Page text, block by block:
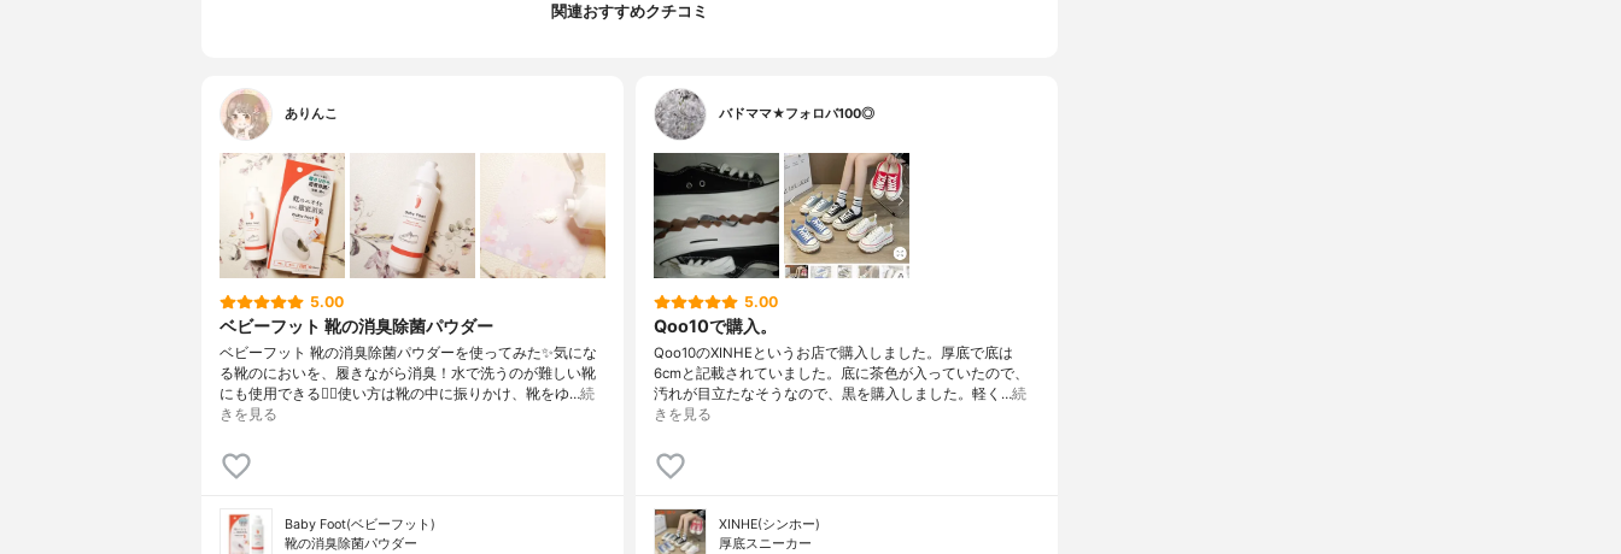
関連おすすめクチコミ
ありんこ
5.00
ベビーフット 靴の消臭除菌パウダー
ベビーフット 靴の消臭除菌パウダーを使ってみた✨気にな
る靴のにおいを、履きながら消臭！水で洗うのが難しい靴
にも使用できる🙆‍♀️使い方は靴の中に振りかけ、靴をゆ…続
きを見る
Baby Foot(ベビーフット)
靴の消臭除菌パウダー
バドママ★フォロバ100◎
5.00
Qoo10で購入。
Qoo10のXINHEというお店で購入しました。厚底で底は
6cmと記載されていました。底に茶色が入っていたので、
汚れが目立たなそうなので、黒を購入しました。軽く…続
きを見る
XINHE(シンホー)
厚底スニーカー